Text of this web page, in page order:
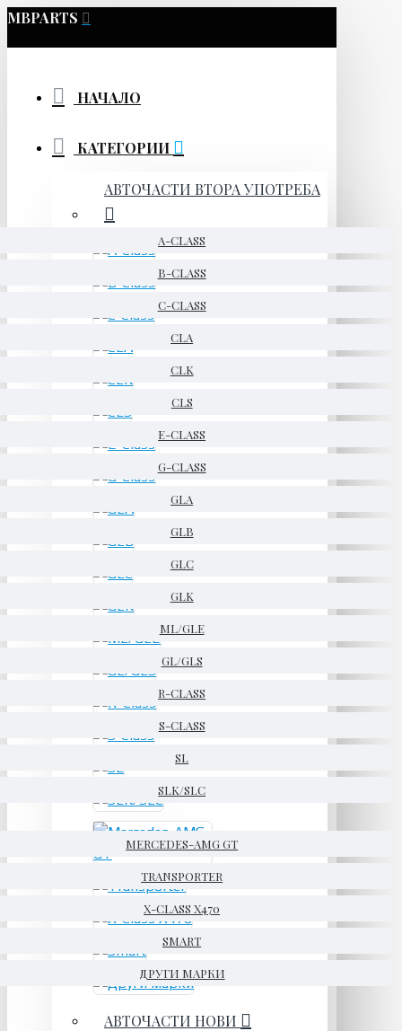
MBPARTS
НАЧАЛО
КАТЕГОРИИ
АВТОЧАСТИ ВТОРА УПОТРЕБА
A-CLASS
B-CLASS
C-CLASS
CLA
CLK
CLS
E-CLASS
G-CLASS
GLA
GLB
GLC
GLK
ML/GLE
GL/GLS
R-CLASS
S-CLASS
SL
SLK/SLC
MERCEDES-AMG GT
TRANSPORTER
X-CLASS X470
SMART
ДРУГИ МАРКИ
АВТОЧАСТИ НОВИ